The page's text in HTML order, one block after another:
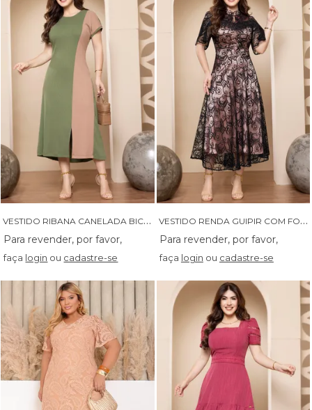
V
ESTIDO RIBANA CANELADA BICOLOR - 14565
faça login ou cadastre-se
V
ESTIDO RENDA GUIPIR COM FORRO EM CETIM - 14537
faça login ou cadastre-se